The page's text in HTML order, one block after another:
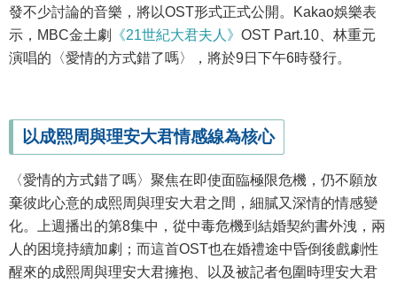
發不少討論的音樂，將以OST形式正式公開。Kakao娛樂表
示，MBC金土劇
《21世紀大君夫人》 OST Part.10、林重元
演唱的〈愛情的方式錯了嗎〉，將於9日下午6時發行。
以成熙周與理安大君情感線為核心
〈愛情的方式錯了嗎〉聚焦在即使面臨極限危機，仍不願放
棄彼此心意的成熙周與理安大君之間，細膩又深情的情感變
化。上週播出的第8集中，從中毒危機到結婚契約書外洩，兩
人的困境持續加劇；而這首OST也在婚禮途中昏倒後戲劇性
醒來的成熙周與理安大君擁抱、以及被記者包圍時理安大君